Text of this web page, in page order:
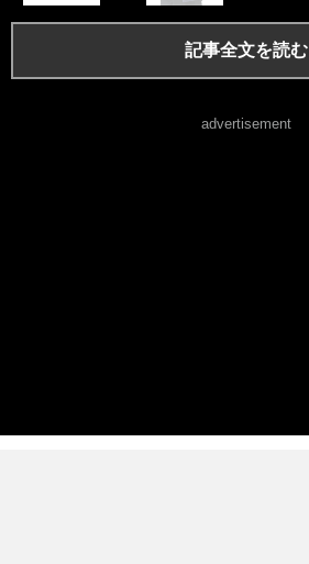
記事全文を読む
advertisement